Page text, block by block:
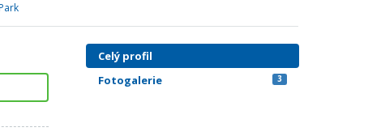
Celý profil
Fotogalerie
3